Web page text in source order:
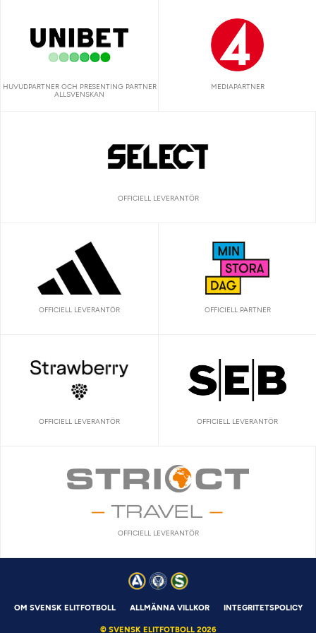
HUVUDPARTNER OCH PRESENTING PARTNER
ALLSVENSKAN
MEDIAPARTNER
OFFICIELL LEVERANTÖR
OFFICIELL LEVERANTÖR OFFICIELL PARTNER
OFFICIELL LEVERANTÖR OFFICIELL LEVERANTÖR
OFFICIELL LEVERANTÖR
OM SVENSK ELITFOTBOLL ALLMÄNNA VILLKOR INTEGRITETSPOLICY
© SVENSK ELITFOTBOLL 2026